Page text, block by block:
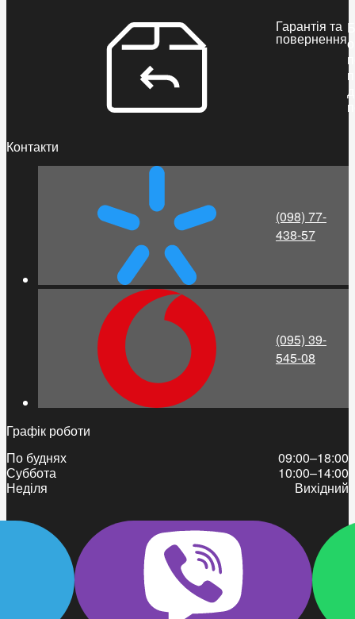
Гарантія та
повернення
Контакти
(098) 77-
438-57
(095) 39-
545-08
Графік роботи
По буднях
09:00–18:00
Суббота
10:00–14:00
Неділя
Вихідний